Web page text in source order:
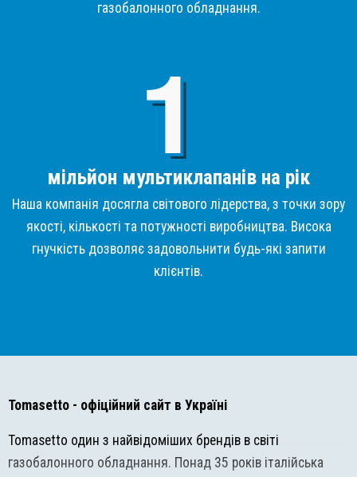
газобалонного обладнання.
мільйон мультиклапанів на рік
Наша компанія досягла світового лідерства, з точки зору
якості, кількості та потужності виробництва. Висока
гнучкість дозволяє задовольнити будь-які запити
клієнтів.
Tomasetto - офіційний сайт в Україні
Tomasetto один з найвідоміших брендів в світі
газобалонного обладнання. Понад 35 років італійська